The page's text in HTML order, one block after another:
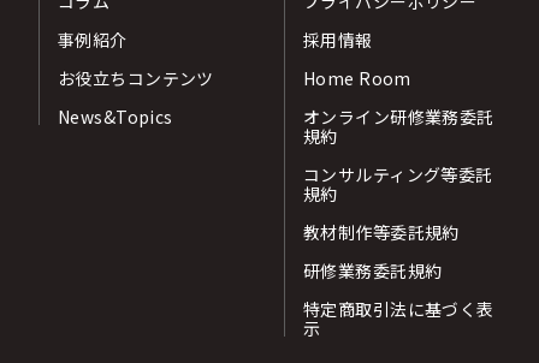
事例紹介
お役立ちコンテンツ
News&Topics
採用情報
Home Room
オンライン研修業務委託
規約
コンサルティング等委託
規約
教材制作等委託規約
研修業務委託規約
特定商取引法に基づく表
示